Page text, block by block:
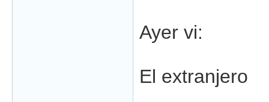
Ayer vi:
El extranjero